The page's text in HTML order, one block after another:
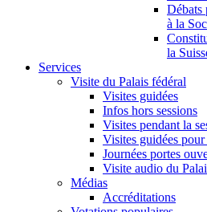
Débats
à la
la
Services
Visite du Palais fédéral
Visites guidées
Infos hors sessions
Visites pendant la
Visites guidées pour
Journées portes
Visite audio du
Médias
Accréditations